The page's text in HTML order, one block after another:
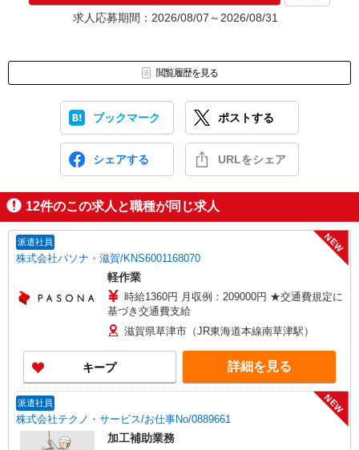
求人応募期間：2026/08/07～2026/08/31
閲覧履歴を見る
ブックマーク ポストする
シェアする URLをシェア
12件のこの求人と職種が同じ求人
派遣社員
株式会社パソナ・滋賀/KNS6001168070
NEW
軽作業
時給1360円 月収例：209000円 ★交通費規定に
基づき交通費支給
滋賀県草津市（JR東海道本線南草津駅）
キープ 詳細を見る
派遣社員
株式会社テクノ・サービス/お仕事No/0889661
NEW
加工補助業務